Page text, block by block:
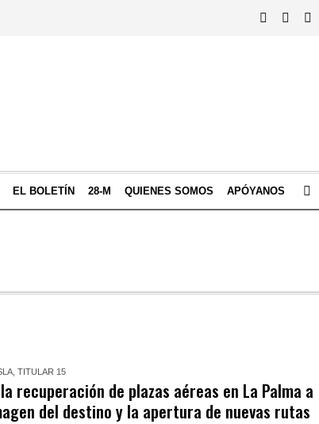
EL BOLETÍN 28-M QUIENES SOMOS APÓYANOS
,TITULAR 15
recuperación de plazas aéreas en La Palma a
del destino y la apertura de nuevas rutas